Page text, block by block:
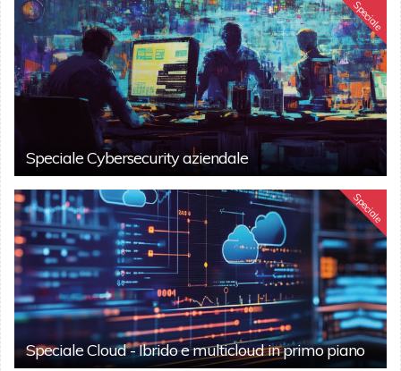
Speciale
Speciale Cybersecurity aziendale
Speciale
Speciale Cloud - Ibrido e multicloud in primo piano